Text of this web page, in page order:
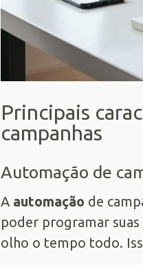
Principais
campanhas
Automação de
A automação de
poder programar
olho o tempo todo.